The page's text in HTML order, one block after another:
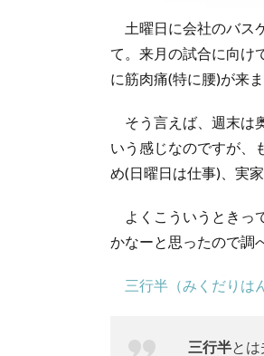
土曜日に会社のバス
て。来月の試合に向け
に筋肉痛(特に腰)が来
そう言えば、週末は
いう感じなのですが、
め(日曜日は仕事)、実
よくこういうときっ
かなーと思ったので調
三行半（みくだりは
三行半と